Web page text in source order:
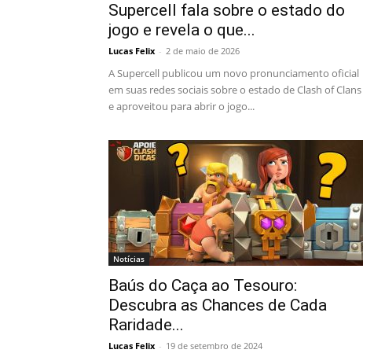
Supercell fala sobre o estado do
jogo e revela o que...
Lucas Felix - 2 de maio de 2026
A Supercell publicou um novo pronunciamento oficial
em suas redes sociais sobre o estado de Clash of Clans
e aproveitou para abrir o jogo...
Notícias
Baús do Caça ao Tesouro:
Descubra as Chances de Cada
Raridade...
Lucas Felix - 19 de setembro de 2024